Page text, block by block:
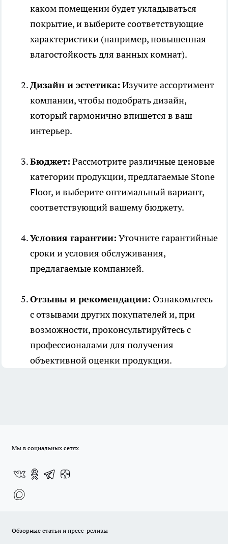
каком помещении будет укладываться
покрытие, и выберите соответствующие
характеристики (например, повышенная
влагостойкость для ванных комнат).
Дизайн и эстетика: Изучите ассортимент
компании, чтобы подобрать дизайн,
который гармонично впишется в ваш
интерьер.
Бюджет: Рассмотрите различные ценовые
категории продукции, предлагаемые Stone
Floor, и выберите оптимальный вариант,
соответствующий вашему бюджету.
Условия гарантии: Уточните гарантийные
сроки и условия обслуживания,
предлагаемые компанией.
Отзывы и рекомендации: Ознакомьтесь
с отзывами других покупателей и, при
возможности, проконсультируйтесь с
профессионалами для получения
объективной оценки продукции.
Мы в социальных сетях
Обзорные статьи и пресс-релизы